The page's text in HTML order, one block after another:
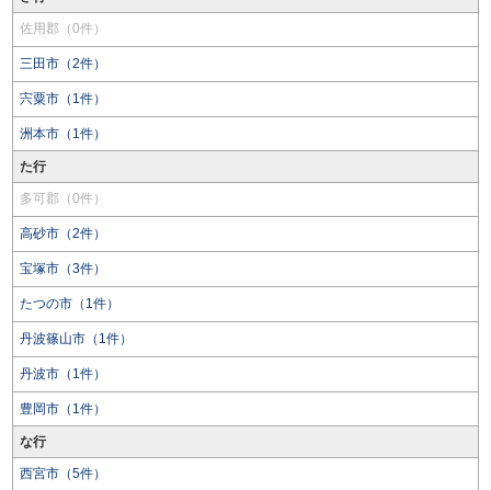
佐用郡（0件）
三田市（2件）
宍粟市（1件）
洲本市（1件）
た行
多可郡（0件）
高砂市（2件）
宝塚市（3件）
たつの市（1件）
丹波篠山市（1件）
丹波市（1件）
豊岡市（1件）
な行
西宮市（5件）